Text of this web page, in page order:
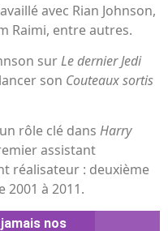
avec Rian Johnson,
Raimi, entre autres.
surLe dernier Jedi
son Couteaux sortis
rôle clé dans Harry
assistant
réalisateur : deuxième
à 2011.
nos